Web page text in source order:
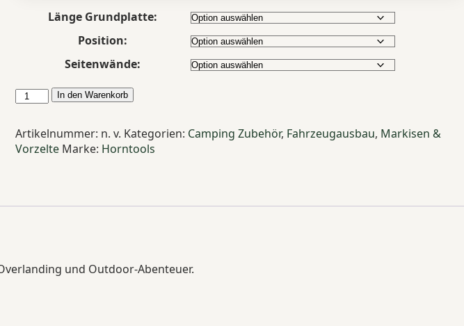
Länge Grundplatte:
Position:
Seitenwände:
Horntools
Horizon
Menge
In den Warenkorb
Artikelnummer: n. v. Kategorien: Camping Zubehör, Fahrzeugausbau, Markisen &
Vorzelte Marke: Horntools
und Outdoor-Abenteuer.